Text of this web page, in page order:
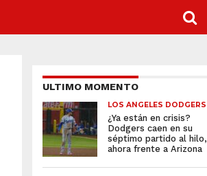
ULTIMO MOMENTO
LOS ANGELES DODGERS
¿Ya están en crisis?
Dodgers caen en su
séptimo partido al hilo,
ahora frente a Arizona